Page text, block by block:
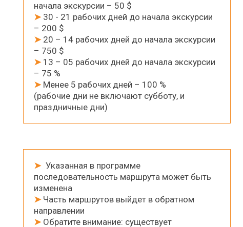
начала экскурсии – 50 $
➤30 - 21 рабочих дней до начала экскурсии
– 200 $
➤20 – 14 рабочих дней до начала экскурсии
– 750 $
➤13 – 05 рабочих дней до начала экскурсии
– 75 %
➤Менее 5 рабочих дней – 100 %
(рабочие дни не включают субботу, и
праздничные дни)
➤Указанная в программе
последовательность маршрута может быть
изменена
➤Чаcть маршрутов выйдет в обратном
направлении
➤Обратите внимание: существует